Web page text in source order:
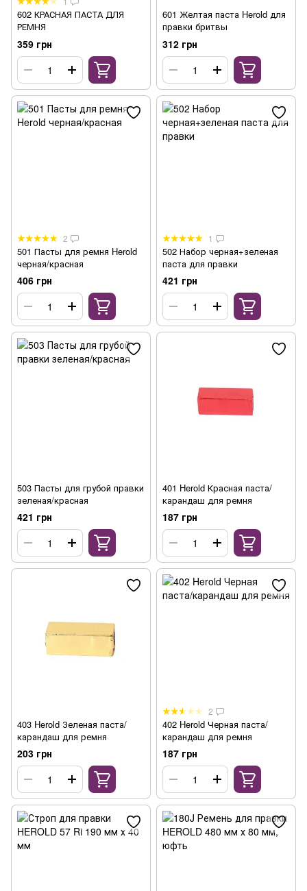
602 КРАСНАЯ ПАСТА ДЛЯ
РЕМНЯ
359 грн
601 Желтая паста Herold для
правки бритвы
312 грн
2
501 Пасты для ремня Herold
черная/красная
406 грн
1
502 Набор черная+зеленая
паста для правки
421 грн
503 Пасты для грубой правки
зеленая/красная
421 грн
401 Herold Красная паста/
карандаш для ремня
187 грн
403 Herold Зеленая паста/
карандаш для ремня
203 грн
2
402 Herold Черная паста/
карандаш для ремня
187 грн